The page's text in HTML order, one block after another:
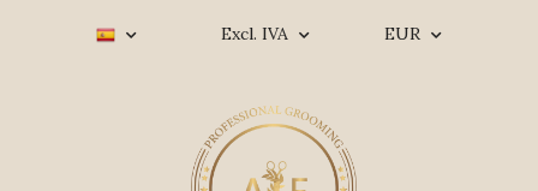
Excl. IVA EUR